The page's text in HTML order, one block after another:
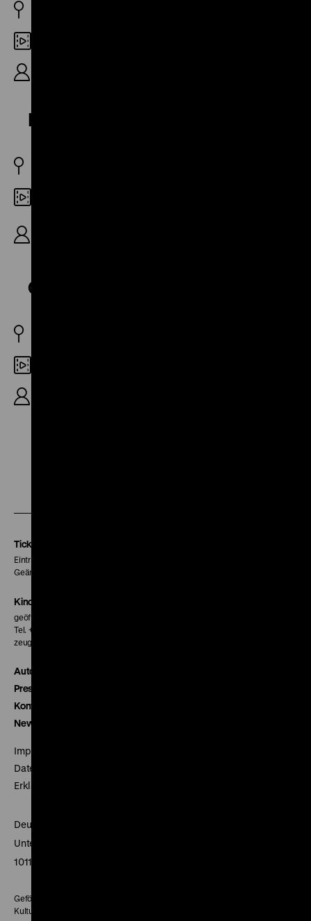
DEFA Kinobox 1987/56
Chausseestraße 126
Tickets
Eintritt 5 €
Geänderte Preise sind im Programm vermerkt.
Kinokasse
geöffnet 30 Minuten vor Beginn der ersten Vorstellung
Tel. + 49 30 20304-770
zeughauskino@dhm.de
Autor*innen
Presse
Kontakt
Newsletter
Impressum
Datenschutz
Erklärung digitale Barrierefreiheit
Deutsches Historisches Museum
Unter den Linden 2
10117 Berlin
Gefördert mit Mitteln des Beauftragten der Bundesregierung für
Kultur und Medien